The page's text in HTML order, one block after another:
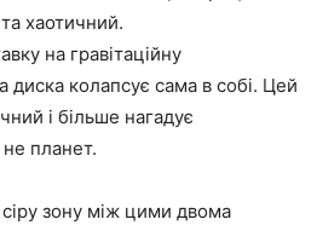
хаотичний.
на гравітаційну
диска колапсує сама в собі. Цей
і більше нагадує
планет.
зону між цими двома